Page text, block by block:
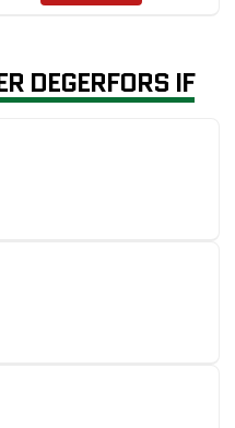
DEGERFORS IF